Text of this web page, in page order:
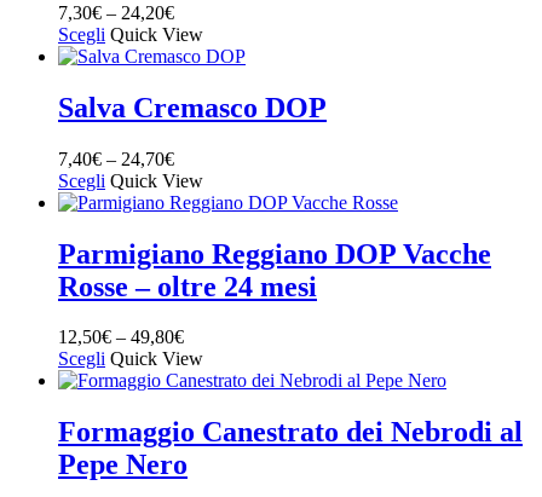
7,30€ – 24,20€
Scegli Quick View
Salva Cremasco DOP
7,40€ – 24,70€
Scegli Quick View
Parmigiano Reggiano DOP Vacche
Rosse – oltre 24 mesi
12,50€ – 49,80€
Scegli Quick View
Formaggio Canestrato dei Nebrodi al
Pepe Nero